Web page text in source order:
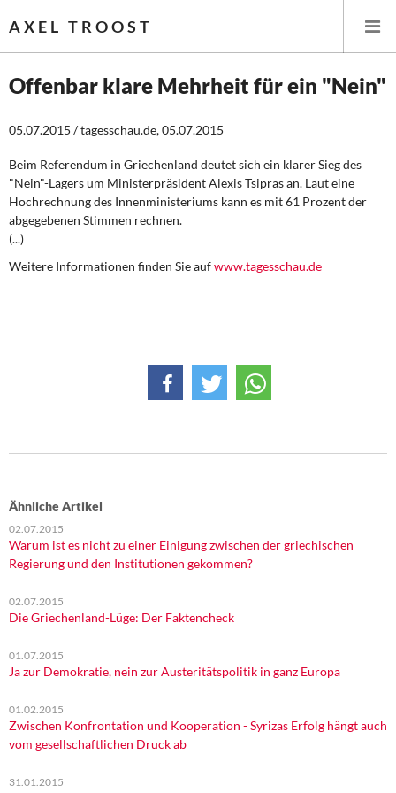
AXEL TROOST
Themen
Leitlinien linker Wirtschafts- und Finanzpolitik
Öffentliche Infrastruktur und Daseinsvorsorge
Eurokrise und Griechenland
Institut Solidarische Moderne
Rosa-Luxemburg-Stiftung
Über mich
Kontakt
Offenbar klare Mehrheit für ein "Nein"
05.07.2015 / tagesschau.de, 05.07.2015
Beim Referendum in Griechenland deutet sich ein klarer Sieg des
"Nein"-Lagers um Ministerpräsident Alexis Tsipras an. Laut eine
Hochrechnung des Innenministeriums kann es mit 61 Prozent der
abgegebenen Stimmen rechnen.
(...)
Weitere Informationen finden Sie aufwww.tagesschau.de
Ähnliche Artikel
02.07.2015
Warum ist es nicht zu einer Einigung zwischen der griechischen
Regierung und den Institutionen gekommen?
02.07.2015
Die Griechenland-Lüge: Der Faktencheck
01.07.2015
Ja zur Demokratie, nein zur Austeritätspolitik in ganz Europa
01.02.2015
Zwischen Konfrontation und Kooperation - Syrizas Erfolg hängt auch
vom gesellschaftlichen Druck ab
31.01.2015